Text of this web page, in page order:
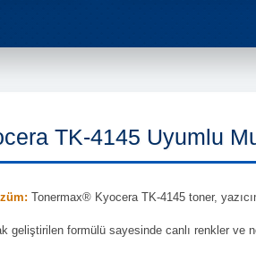
TK-4145 Uyumlu
Tonermax® Kyocera TK-4145 toner,
geliştirilen formülü sayesinde canlı renkler ve